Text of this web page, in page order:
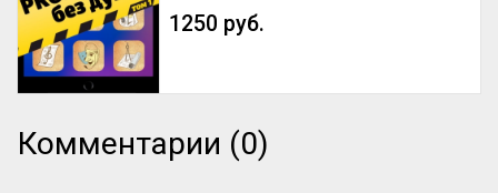
1250 руб.
Комментарии (0)